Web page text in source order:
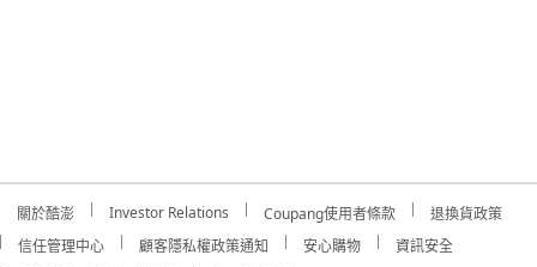
關於酷澎 Investor Relations Coupang使用者條款
退換貨政策
信任管理中心
顧客隱私權政策通知 安心購物
資訊安全